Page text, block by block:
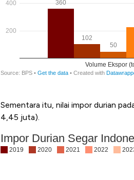
Sementara itu, nilai impor durian
4,45 juta).